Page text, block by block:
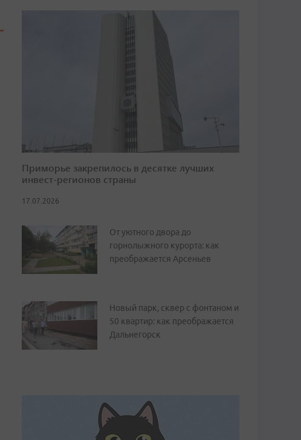
Приморье закрепилось в десятке лучших
инвест-регионов страны
17.07.2026
От уютного двора до
горнолыжного курорта: как
преображается Арсеньев
Новый парк, сквер с фонтаном и
50 квартир: как преображается
Дальнегорск